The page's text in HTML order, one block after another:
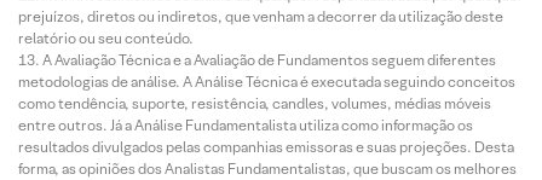
prejuízos, diretos ou indiretos, que venham a decorrer da utilização deste
relatório ou seu conteúdo.
A Avaliação Técnica e a Avaliação de Fundamentos seguem diferentes
metodologias de análise. A Análise Técnica é executada seguindo conceitos
como tendência, suporte, resistência, candles, volumes, médias móveis
entre outros. Já a Análise Fundamentalista utiliza como informação os
resultados divulgados pelas companhias emissoras e suas projeções. Desta
forma, as opiniões dos Analistas Fundamentalistas, que buscam os melhores